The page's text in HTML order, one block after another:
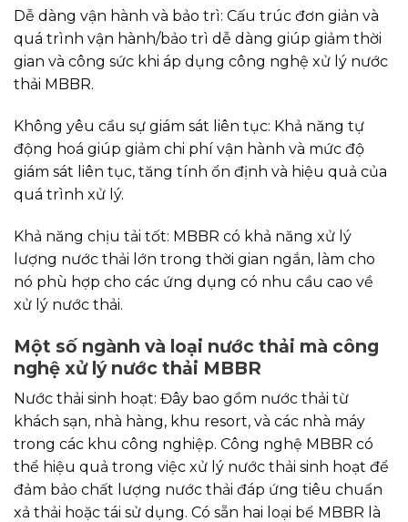
Dễ dàng vận hành và bảo trì: Cấu trúc đơn giản và
quá trình vận hành/bảo trì dễ dàng giúp giảm thời
gian và công sức khi áp dụng công nghệ xử lý nước
thải MBBR.
Không yêu cầu sự giám sát liên tục: Khả năng tự
động hoá giúp giảm chi phí vận hành và mức độ
giám sát liên tục, tăng tính ổn định và hiệu quả của
quá trình xử lý.
Khả năng chịu tải tốt: MBBR có khả năng xử lý
lượng nước thải lớn trong thời gian ngắn, làm cho
nó phù hợp cho các ứng dụng có nhu cầu cao về
xử lý nước thải.
Một số ngành và loại nước thải mà công
nghệ xử lý nước thải MBBR
Nước thải sinh hoạt: Đây bao gồm nước thải từ
khách sạn, nhà hàng, khu resort, và các nhà máy
trong các khu công nghiệp. Công nghệ MBBR có
thể hiệu quả trong việc xử lý nước thải sinh hoạt để
đảm bảo chất lượng nước thải đáp ứng tiêu chuẩn
xả thải hoặc tái sử dụng. Có sẵn hai loại bể MBBR là